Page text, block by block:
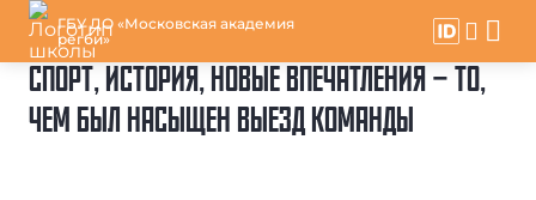
ГБУ ДО «Московская академия
регби»
СПОРТ, ИСТОРИЯ, НОВЫЕ ВПЕЧАТЛЕНИЯ – ТО,
ЧЕМ БЫЛ НАСЫЩЕН ВЫЕЗД КОМАНДЫ